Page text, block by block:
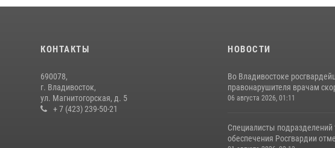
КОНТАКТЫ
690078,
г. Владивосток,
ул. Магнитогорская, д. 5
+ 7 (423) 239-50-21
НОВОСТИ
Во Владивостоке
правонарушителя врачам
06 августа 2026, 01:11
Специалисты подразделений
обеспечения Росгвардии